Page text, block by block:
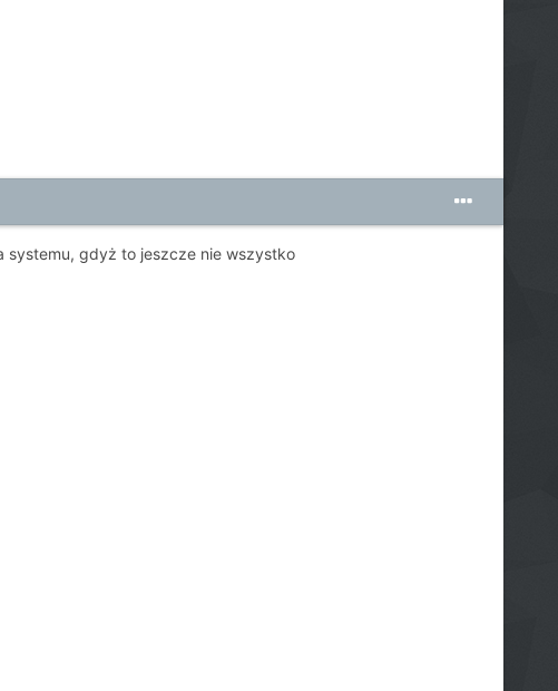
systemu, gdyż to jeszcze nie wszystko